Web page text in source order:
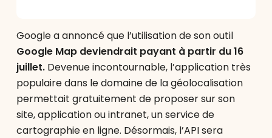
Google a annoncé que l’utilisation de son outil
Google Map deviendrait payant à partir du 16
juillet.Devenue incontournable, l’application très
populaire dans le domaine de la géolocalisation
permettait gratuitement de proposer sur son
site, application ou intranet, un service de
cartographie en ligne. Désormais, l’API sera